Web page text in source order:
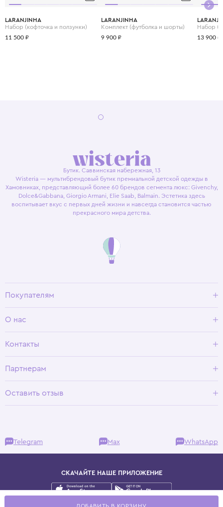
LARANJINHA
Набор (кофточка и ползунки)
11 500 ₽
LARANJINHA
Комплект (футболка и шорты)
9 900 ₽
Набор
13 900 ₽
Бутик. Саввинская набережная, 13
Wisteria — мультибрендовый бутик премиальной детской одежды в
Хамовниках, представляющий более 60 брендов сегмента люкс: Givenchy,
Dolce&Gabbana, Giorgio Armani, Elie Saab, Balmain. Эстетика здесь
воспитывает вкус с первых дней жизни и навсегда становится частью
прекрасного мира детства.
Покупателям
Условия возврата
О нас
Программа лояльности
Контакты
Партнерам
Оставить отзыв
Telegram Max WhatsApp
СКАЧАЙТЕ НАШЕ ПРИЛОЖЕНИЕ
Политика конфиденциальности